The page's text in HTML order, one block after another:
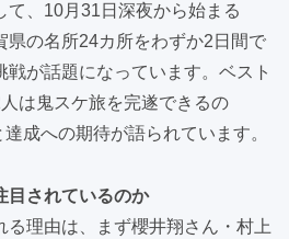
て、10月31日深夜から始まる
県の名所24カ所をわずか2日間で
が話題になっています。ベスト
は鬼スケ旅を完遂できるの
成への期待が語られています。
目されているのか
る理由は、まず櫻井翔さん・村上